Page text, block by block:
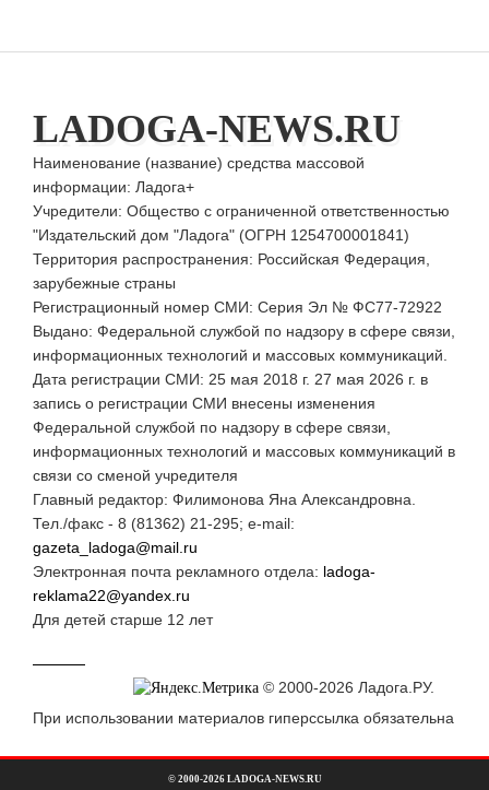
LADOGA-NEWS.RU
Наименование (название) средства массовой
информации: Ладога+
Учредители: Общество с ограниченной ответственностью
"Издательский дом "Ладога" (ОГРН 1254700001841)
Территория распространения: Российская Федерация,
зарубежные страны
Регистрационный номер СМИ: Серия Эл № ФС77-72922
Выдано: Федеральной службой по надзору в сфере связи,
информационных технологий и массовых коммуникаций.
Дата регистрации СМИ: 25 мая 2018 г. 27 мая 2026 г. в
запись о регистрации СМИ внесены изменения
Федеральной службой по надзору в сфере связи,
информационных технологий и массовых коммуникаций в
связи со сменой учредителя
Главный редактор: Филимонова Яна Александровна.
Тел./факс - 8 (81362) 21-295; e-mail:
gazeta_ladoga@mail.ru
Электронная почта рекламного отдела: ladoga-
reklama22@yandex.ru
Для детей старше 12 лет
© 2000-2026 Ладога.РУ.
При использовании материалов гиперссылка обязательна
© 2000-2026 LADOGA-NEWS.RU